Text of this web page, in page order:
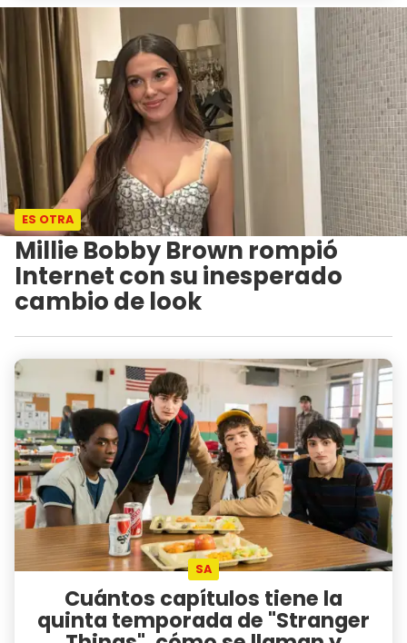
ES OTRA
Millie Bobby Brown rompió
Internet con su inesperado
cambio de look
SA
Cuántos capítulos tiene la
quinta temporada de "Stranger